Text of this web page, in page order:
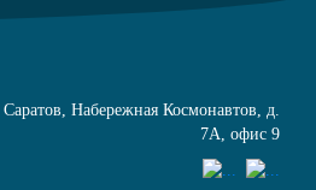
Саратов, Набережная Космонавтов, д.
7А, офис 9